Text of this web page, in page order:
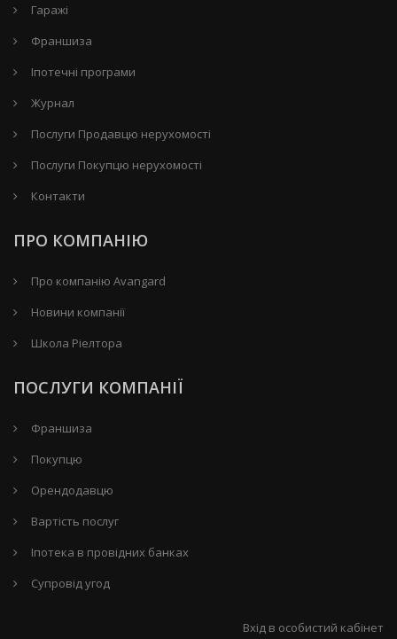
Гаражі
Франшиза
Іпотечні програми
Журнал
Послуги Продавцю нерухомості
Послуги Покупцю нерухомості
Контакти
ПРО КОМПАНІЮ
Про компанію Avangard
Новини компанії
Школа Ріелтора
ПОСЛУГИ КОМПАНІЇ
Франшиза
Покупцю
Орендодавцю
Вартість послуг
Іпотека в провідних банках
Супровід угод
Вхід в особистий кабінет